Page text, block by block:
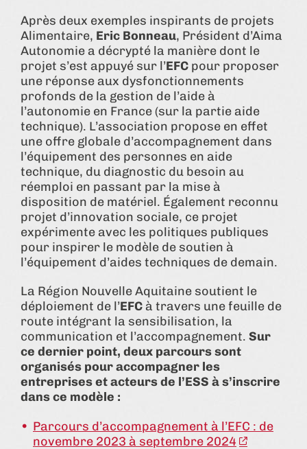
Après deux exemples inspirants de projets
Alimentaire, Eric Bonneau, Président d’Aima
Autonomie a décrypté la manière dont le
projet s’est appuyé sur l’EFC pour proposer
une réponse aux dysfonctionnements
profonds de la gestion de l’aide à
l’autonomie en France (sur la partie aide
technique). L’association propose en effet
une offre globale d’accompagnement dans
l’équipement des personnes en aide
technique, du diagnostic du besoin au
réemploi en passant par la mise à
disposition de matériel. Également reconnu
projet d’innovation sociale, ce projet
expérimente avec les politiques publiques
pour inspirer le modèle de soutien à
l’équipement d’aides techniques de demain.
La Région Nouvelle Aquitaine soutient le
déploiement de l’EFC à travers une feuille de
route intégrant la sensibilisation, la
communication et l’accompagnement. Sur
ce dernier point, deux parcours sont
organisés pour accompagner les
entreprises et acteurs de l’ESS à s’inscrire
dans ce modèle :
Parcours d’accompagnement à l’EFC : de
novembre 2023 à septembre 2024